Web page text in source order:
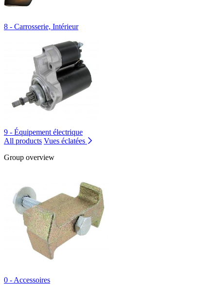
8 - Carrosserie, Intérieur
9 - Équipement électrique
All products Vues éclatées
Group overview
0 - Accessoires